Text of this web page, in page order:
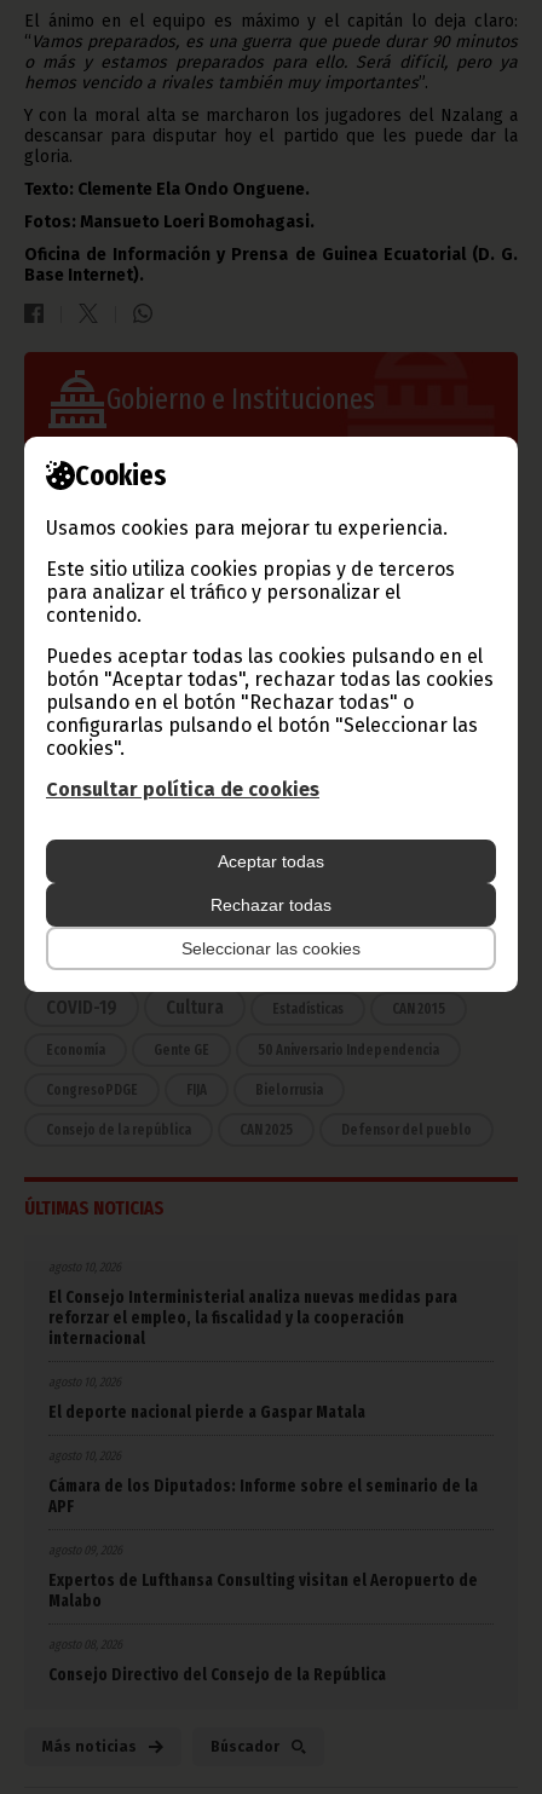
Cookies
Usamos cookies para mejorar tu experiencia.
Este sitio utiliza cookies propias y de terceros
para analizar el tráfico y personalizar el
contenido.
Puedes aceptar todas las cookies pulsando en el
botón "Aceptar todas", rechazar todas las cookies
pulsando en el botón "Rechazar todas" o
configurarlas pulsando el botón "Seleccionar las
cookies".
Consultar política de cookies
Aceptar todas
Rechazar todas
Seleccionar las cookies
El ánimo en el equipo es máximo y el capitán lo deja claro:
“ Vamos preparados, es una guerra que puede durar 90 minutos
o más y estamos preparados para ello. Será difícil, pero ya
hemos vencido a rivales también muy importantes”.
Y con la moral alta se marcharon los jugadores del Nzalang a
descansar para disputar hoy el partido que les puede dar la
gloria.
Texto: Clemente Ela Ondo Onguene.
Fotos: Mansueto Loeri Bomohagasi.
Oficina de Información y Prensa de Guinea Ecuatorial (D. G.
Base Internet).
Gobierno e Instituciones
Información de Guinea Ecuatorial
TVGE
Radio Nacional de Guinea
Ecuatorial
CATEGORÍAS
Gobierno
Presidencia
África
Deportes Vicepresidencia
COVID-19 Cultura Estadísticas CAN 2015
Economía Gente GE 50 Aniversario Independencia
CongresoPDGE FIJA Bielorrusia
Consejo de la república CAN 2025 Defensor del pueblo
ÚLTIMAS NOTICIAS
agosto 10, 2026
El Consejo Interministerial analiza nuevas medidas para
reforzar el empleo, la fiscalidad y la cooperación
internacional
agosto 10, 2026
El deporte nacional pierde a Gaspar Matala
agosto 10, 2026
Cámara de los Diputados: Informe sobre el seminario de la
APF
agosto 09, 2026
Expertos de Lufthansa Consulting visitan el Aeropuerto de
Malabo
agosto 08, 2026
Consejo Directivo del Consejo de la República
Más noticias Búscador